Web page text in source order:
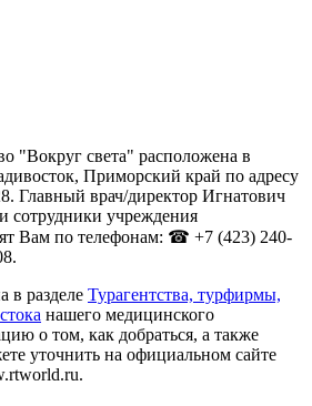
"Вокруг света" расположена в
Приморский край по адресу
Главный врач/директор Игнатович
сотрудники учреждения
Вам по телефонам: ☎ +7 (423) 240-
в разделе Турагентства, турфирмы,
нашего медицинского
о том, как добраться, а также
уточнить на официальном сайте